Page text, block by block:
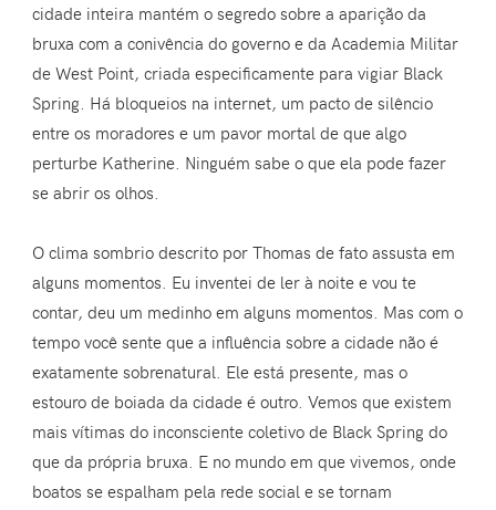
cidade inteira mantém o segredo sobre a aparição da
bruxa com a conivência do governo e da Academia Militar
de West Point, criada especificamente para vigiar Black
Spring. Há bloqueios na internet, um pacto de silêncio
entre os moradores e um pavor mortal de que algo
perturbe Katherine. Ninguém sabe o que ela pode fazer
se abrir os olhos.
O clima sombrio descrito por Thomas de fato assusta em
alguns momentos. Eu inventei de ler à noite e vou te
contar, deu um medinho em alguns momentos. Mas com o
tempo você sente que a influência sobre a cidade não é
exatamente sobrenatural. Ele está presente, mas o
estouro de boiada da cidade é outro. Vemos que existem
mais vítimas do inconsciente coletivo de Black Spring do
que da própria bruxa. E no mundo em que vivemos, onde
boatos se espalham pela rede social e se tornam